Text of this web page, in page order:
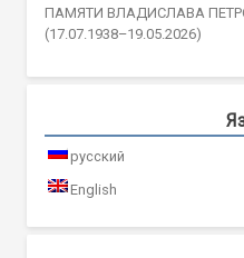
ПАМЯТИ ВЛАДИСЛАВА
(17.07.1938–19.05.2026)
русский
English